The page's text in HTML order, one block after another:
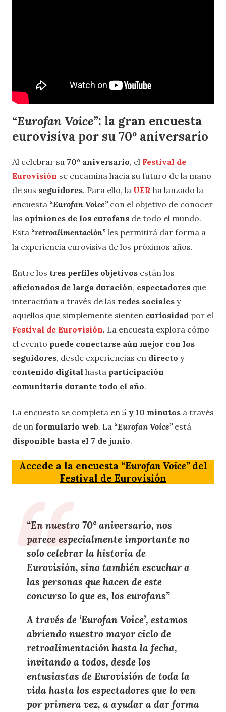
“Eurofan Voice”: la gran encuesta
eurovisiva por su 70º aniversario
Al celebrar su 70º aniversario, el Festival de
Eurovisión se encamina hacia su futuro de la mano
de sus seguidores. Para ello, la UER ha lanzado la
encuesta “Eurofan Voice”con el objetivo de conocer
las opiniones de los eurofans de todo el mundo.
Esta “retroalimentación”les permitirá dar forma a
la experiencia eurovisiva de los próximos años.
Entre los tres perfiles objetivos están los
aficionados de larga duración, espectadores que
interactúan a través de las redes sociales y
aquellos que simplemente sienten curiosidad por el
Festival de Eurovisión. La encuesta explora cómo
el evento puede conectarse aún mejor con los
seguidores, desde experiencias en directo y
contenido digital hasta participación
comunitaria durante todo el año.
La encuesta se completa en 5 y 10 minutos a través
de un formulario web. La “Eurofan Voice” está
disponible hasta el 7 de junio.
Accede a la encuesta “Eurofan Voice”del
Festival de Eurovisión
“En nuestro 70° aniversario, nos
parece especialmente importante no
solo celebrar la historia de
Eurovisión, sino también escuchar a
las personas que hacen de este
concurso lo que es, los eurofans”
A través de ‘Eurofan Voice’, estamos
abriendo nuestro mayor ciclo de
retroalimentación hasta la fecha,
invitando a todos, desde los
entusiastas de Eurovisión de toda la
vida hasta los espectadores que lo ven
por primera vez, a ayudar a dar forma